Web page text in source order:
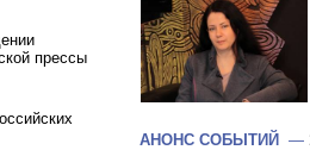
прессы
АНОНС СОБЫТИЙ —